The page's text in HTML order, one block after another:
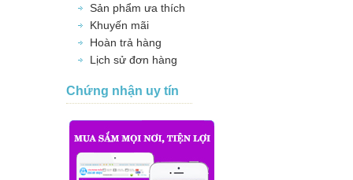
Sản phẩm ưa thích
Khuyến mãi
Hoàn trả hàng
Lịch sử đơn hàng
Chứng nhận uy tín